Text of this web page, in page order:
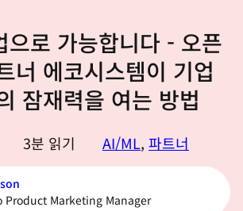
으로 가능합니다 - 오픈
너 에코시스템이 기업
잠재력을 여는 방법
3분 읽기 AI/ML, 파트너
Product Marketing Manager